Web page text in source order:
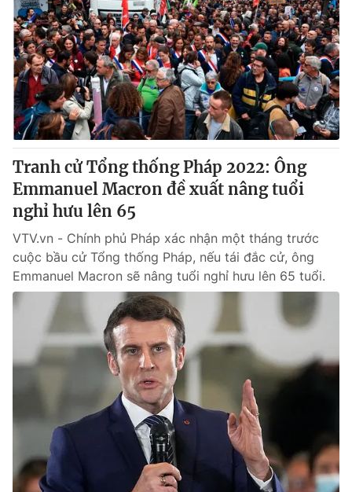
® Cấm sao chép dưới mọi hình thức nếu không có sự chấp
thuận bằng văn bản. Ghi rõ nguồn VTV.vn khi phát hành lại
thông tin từ website này.
Tranh cử Tổng thống Pháp 2022: Ông
Emmanuel Macron đề xuất nâng tuổi
nghỉ hưu lên 65
VTV.vn - Chính phủ Pháp xác nhận một tháng trước
cuộc bầu cử Tổng thống Pháp, nếu tái đắc cử, ông
Emmanuel Macron sẽ nâng tuổi nghỉ hưu lên 65 tuổi.